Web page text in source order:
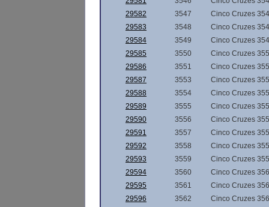
29582
3547
Cinco Cruzes
29583
3548
Cinco Cruzes
29584
3549
Cinco Cruzes
29585
3550
Cinco Cruzes
29586
3551
Cinco Cruzes
29587
3553
Cinco Cruzes
29588
3554
Cinco Cruzes
29589
3555
Cinco Cruzes
29590
3556
Cinco Cruzes
29591
3557
Cinco Cruzes
29592
3558
Cinco Cruzes
29593
3559
Cinco Cruzes
29594
3560
Cinco Cruzes
29595
3561
Cinco Cruzes
29596
3562
Cinco Cruzes